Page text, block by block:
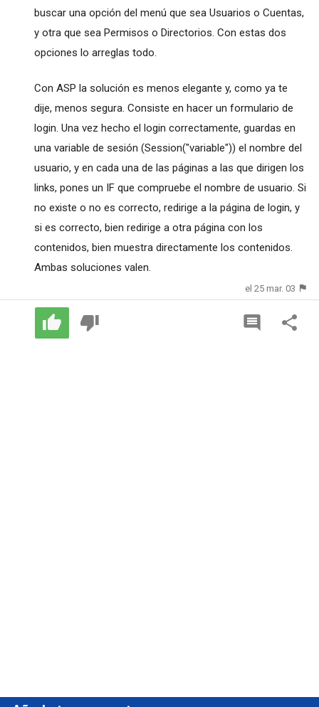
buscar una opción del menú que sea Usuarios o Cuentas,
y otra que sea Permisos o Directorios. Con estas dos
opciones lo arreglas todo.
Con ASP la solución es menos elegante y, como ya te
dije, menos segura. Consiste en hacer un formulario de
login. Una vez hecho el login correctamente, guardas en
una variable de sesión (Session("variable")) el nombre del
usuario, y en cada una de las páginas a las que dirigen los
links, pones un IF que compruebe el nombre de usuario. Si
no existe o no es correcto, redirige a la página de login, y
si es correcto, bien redirige a otra página con los
contenidos, bien muestra directamente los contenidos.
Ambas soluciones valen.
el 25 mar. 03